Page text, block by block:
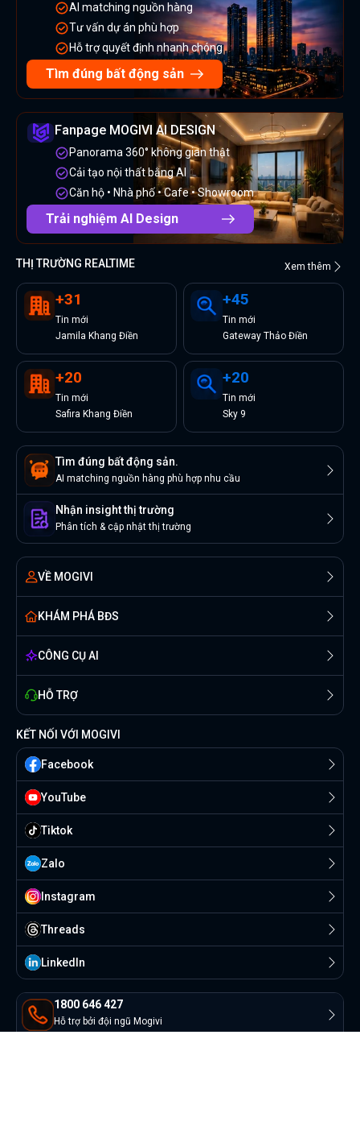
AI matching nguồn hàng
Tư vấn dự án phù hợp
Hỗ trợ quyết định nhanh chóng
Tìm đúng bất động sản
Fanpage MOGIVI AI DESIGN
Panorama 360° không gian thật
Cải tạo nội thất bằng AI
Căn hộ • Nhà phố • Cafe • Showroom
Trải nghiệm AI Design
THỊ TRƯỜNG REALTIME Xem thêm
+31
Tin mới
Jamila Khang Điền
+45
Tin mới
Gateway Thảo Điền
+20
Tin mới
Safira Khang Điền
+20
Tin mới
Sky 9
Tìm đúng bất động sản.
AI matching nguồn hàng phù hợp nhu cầu
Nhận insight thị trường
Phân tích & cập nhật thị trường
VỀ MOGIVI
KHÁM PHÁ BĐS
CÔNG CỤ AI
HỖ TRỢ
1800 646 427
Hỗ trợ bởi đội ngũ Mogivi
KẾT NỐI VỚI MOGIVI
Facebook
YouTube
Tiktok
Zalo
Instagram
Threads
Linkedln